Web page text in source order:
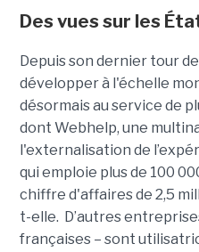
Des vues sur les
Depuis son dernier tour
développer à l'échelle
désormais au service de
dont Webhelp, une
l'externalisation de
qui emploie plus de 100
chiffre d'affaires de 2,5
t-elle. D’autres
françaises – sont